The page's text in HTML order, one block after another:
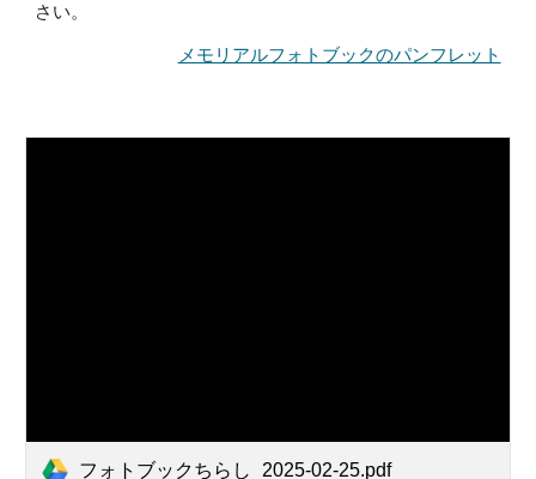
さい。
メモリアルフォトブックのパンフレット
フォトブックちらし_2025-02-25.pdf